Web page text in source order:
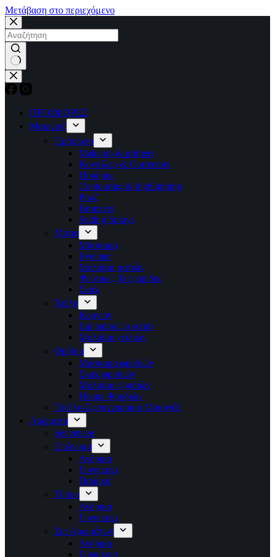
Μετάβαση στο περιεχόμενο
No
results
ΠΡΟΣΦΟΡΕΣ
Μακιγιάζ
Πρόσωπο
Make up & primers
Κονσίλερ & Correctors
Πούδρες
Contouring & highlighting
Ρούζ
Bronzers
Setting Sprays
Μάτια
Μάσκαρα
Eyeliner
Μολύβια ματιών
Ψεύτικες βλεφαρίδες
Σκιές
Χείλη
Κραγιόν
Lip balm/Lip scrub
Μολύβια χειλιών
Φρύδια
Μάσκαρα φρυδιών
Σκιές φρυδιών
Μολύβια φρυδιών
Henna Φρυδιών
Πινέλα-Σφουγγαράκια Μακιγιάζ
Αρώματα
Seventeen
Επώνυμα
Ανδρικά
Γυναικεία
Παιδικά
Τύπου
Ανδρικά
Γυναικεία
Σετ Αρωμάτων
Ανδρικα
Γυναικεια